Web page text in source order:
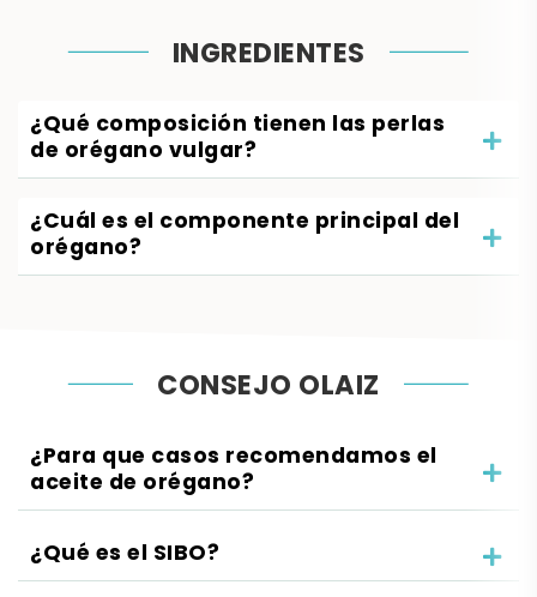
INGREDIENTES
¿Qué composición tienen las perlas
de orégano vulgar?
¿Cuál es el componente principal del
orégano?
CONSEJO OLAIZ
¿Para que casos recomendamos el
aceite de orégano?
¿Qué es el SIBO?